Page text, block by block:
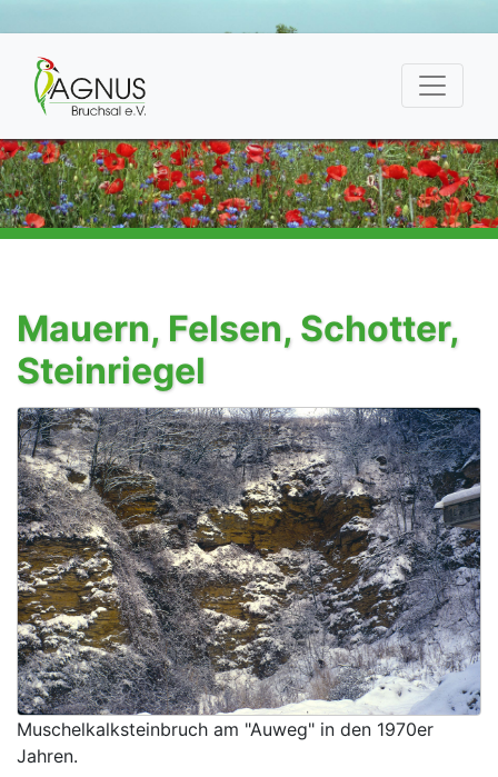
Mauern, Felsen, Schotter,
Steinriegel
Muschelkalksteinbruch am "Auweg" in den 1970er
Jahren.